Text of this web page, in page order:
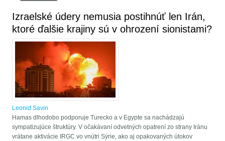
Izraelské údery nemusia postihnúť len Irán,
ktoré ďalšie krajiny sú v ohrození sionistami?
Leonid Savin
Hamas dlhodobo podporuje Turecko a v Egypte sa nachádzajú
sympatizujúce štruktúry. V očakávaní odvetných opatrení zo strany Iránu
vrátane aktivácie IRGC vo vnútri Sýrie, ako aj opakovaných útokov